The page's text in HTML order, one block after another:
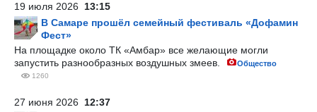
19 июля 2026 13:15
В Самаре прошёл семейный фестиваль «Дофамин
Фест»
На площадке около ТК «Амбар» все желающие могли
запустить разнообразных воздушных змеев.
Общество
1260
27 июня 2026 12:37